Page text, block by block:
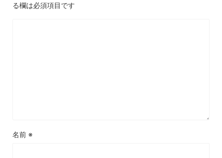
る欄は必須項目です
名前 ※